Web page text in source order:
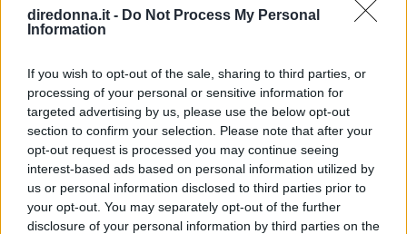
diredonna.it - Do Not Process My Personal
Information
If you wish to opt-out of the sale, sharing to third parties, or
processing of your personal or sensitive information for
targeted advertising by us, please use the below opt-out
section to confirm your selection. Please note that after your
opt-out request is processed you may continue seeing
interest-based ads based on personal information utilized by
us or personal information disclosed to third parties prior to
your opt-out. You may separately opt-out of the further
disclosure of your personal information by third parties on the
Frasi di Mare Fuori: le più belle
e significative della serie cult